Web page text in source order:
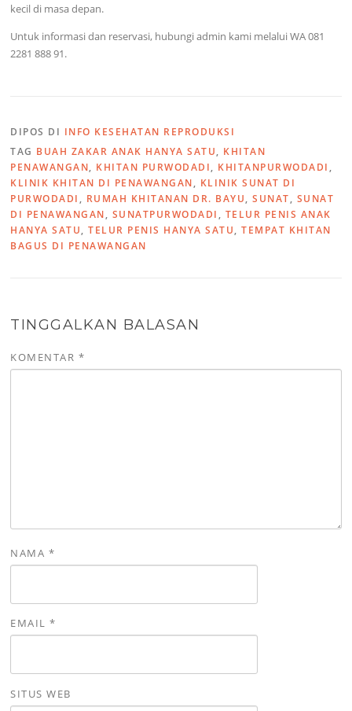
kecil di masa depan.
Untuk informasi dan reservasi, hubungi admin kami melalui WA 081
2281 888 91.
DIPOS DI INFO KESEHATAN REPRODUKSI
TAG BUAH ZAKAR ANAK HANYA SATU, KHITAN
PENAWANGAN, KHITAN PURWODADI, KHITANPURWODADI ,
KLINIK KHITAN DI PENAWANGAN, KLINIK SUNAT DI
PURWODADI , RUMAH KHITANAN DR. BAYU,SUNAT, SUNAT
DI PENAWANGAN, SUNATPURWODADI , TELUR PENIS ANAK
HANYA SATU,TELUR PENIS HANYA SATU,TEMPAT KHITAN
BAGUS DI PENAWANGAN
TINGGALKAN BALASAN
KOMENTAR *
NAMA *
EMAIL*
SITUS WEB